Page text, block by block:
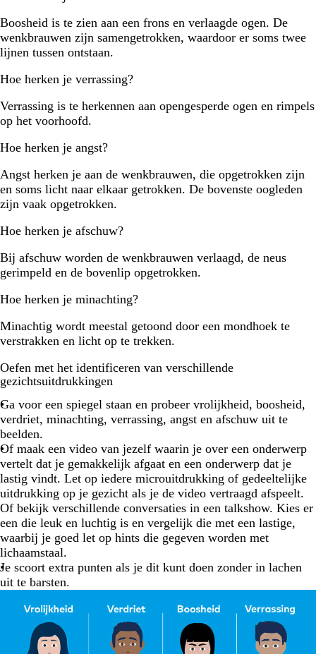
Boosheid is te zien aan een frons en verlaagde ogen. De
wenkbrauwen zijn samengetrokken, waardoor er soms twee
lijnen tussen ontstaan.
Hoe herken je verrassing?
Verrassing is te herkennen aan opengesperde ogen en rimpels
op het voorhoofd.
Hoe herken je angst?
Angst herken je aan de wenkbrauwen, die opgetrokken zijn
en soms licht naar elkaar getrokken. De bovenste oogleden
zijn vaak opgetrokken.
Hoe herken je afschuw?
Bij afschuw worden de wenkbrauwen verlaagd, de neus
gerimpeld en de bovenlip opgetrokken.
Hoe herken je minachting?
Minachtig wordt meestal getoond door een mondhoek te
verstrakken en licht op te trekken.
Oefen met het identificeren van verschillende
gezichtsuitdrukkingen
Ga voor een spiegel staan en probeer vrolijkheid, boosheid,
verdriet, minachting, verrassing, angst en afschuw uit te
beelden.
Of maak een video van jezelf waarin je over een onderwerp
vertelt dat je gemakkelijk afgaat en een onderwerp dat je
lastig vindt. Let op iedere microuitdrukking of gedeeltelijke
uitdrukking op je gezicht als je de video vertraagd afspeelt.
Of bekijk verschillende conversaties in een talkshow. Kies er
een die leuk en luchtig is en vergelijk die met een lastige,
waarbij je goed let op hints die gegeven worden met
lichaamstaal.
Je scoort extra punten als je dit kunt doen zonder in lachen
uit te barsten.